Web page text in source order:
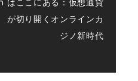
はここにある：仮想通貨
が切り開くオンラインカ
ジノ新時代